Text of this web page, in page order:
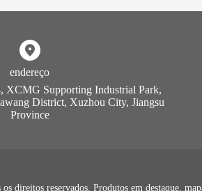
endereço
XCMG Supporting Industrial Park,
District, Xuzhou City, Jiangsu
Province
direitos reservados. Produtos em destaque,